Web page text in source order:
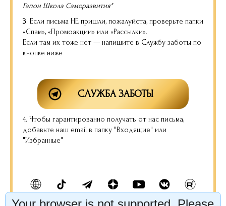
Гапон Школа Саморазвития"
3. Если письма НЕ пришли, пожалуйста, проверьте папки
«Спам», «Промоакции» или «Рассылки».
Если там их тоже нет — напишите в Службу заботы по
кнопке ниже
СЛУЖБА ЗАБОТЫ
4. Чтобы гарантированно получать от нас письма,
добавьте наш email в папку "Входящие" или
"Избранные"